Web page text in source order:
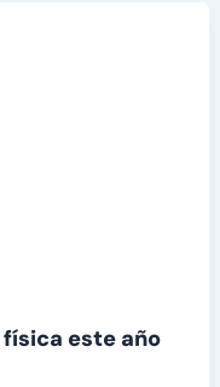
este año